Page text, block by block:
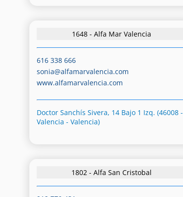
1648 - Alfa Mar Valencia
616 338 666
sonia@alfamarvalencia.com
www.alfamarvalencia.com
Doctor Sanchís Sivera, 14 Bajo 1 Izq. (46008 -
Valencia - Valencia)
1802 - Alfa San Cristobal